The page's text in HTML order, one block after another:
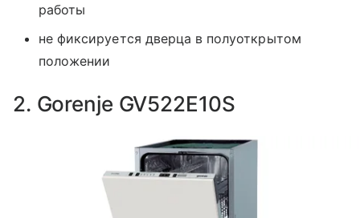
работы
не фиксируется дверца в полуоткрытом
положении
2. Gorenje GV522E10S